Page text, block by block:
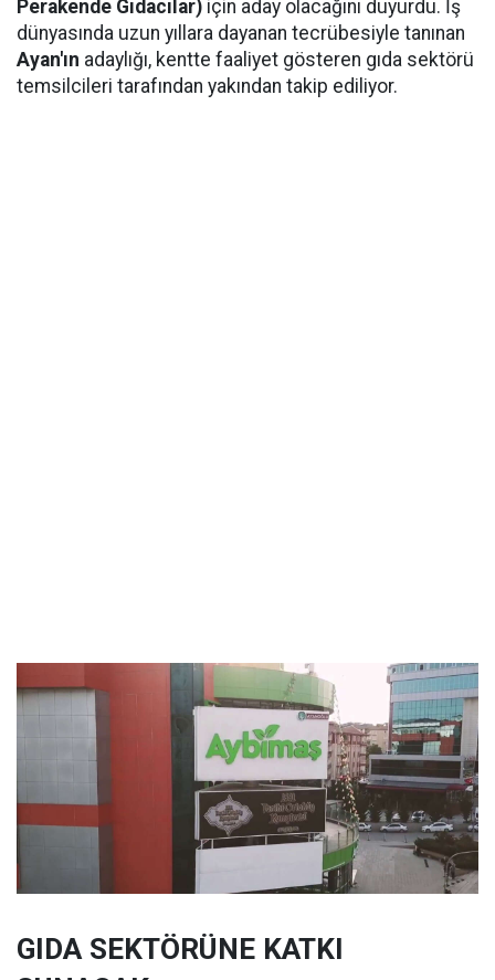
Perakende Gıdacılar) için aday olacağını duyurdu. İş
dünyasında uzun yıllara dayanan tecrübesiyle tanınan
Ayan'ın adaylığı, kentte faaliyet gösteren gıda sektörü
temsilcileri tarafından yakından takip ediliyor.
GIDA SEKTÖRÜNE KATKI